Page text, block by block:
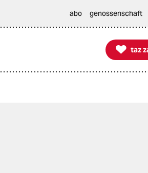
abo genossenschaft

taz zahl
taz